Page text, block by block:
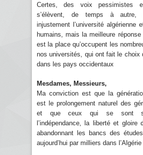
Certes, des voix pessimistes
s’élèvent, de temps à autre,
injustement l’université algérienne
humains, mais la meilleure
est la place qu’occupent les
nos universités, qui ont fait le choix
dans les pays occidentaux
Mesdames, Messieurs,
Ma conviction est que la
est le prolongement naturel des
et que ceux qui se sont
l’indépendance, la liberté et gloire
abandonnant les bancs des
aujourd’hui par milliers dans